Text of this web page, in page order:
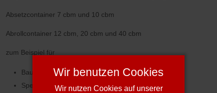
Absetzcontainer 7 cbm und 10 cbm
Abrollcontainer 12 cbm, 20 cbm und 40 cbm
zum Beispiel für
Bauschutt
Sperrmüll
Wir benutzen Cookies
Wir nutzen Cookies auf unserer